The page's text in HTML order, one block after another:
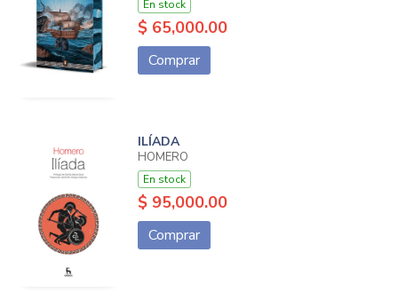
En stock
$ 65,000.00
Comprar
ILÍADA
HOMERO
En stock
$ 95,000.00
Comprar